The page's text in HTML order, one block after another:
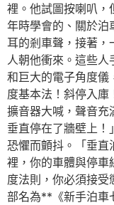
裡。他試圖按喇叭，
年時學會的、關於泊
耳的剎車聲，接著，
人朝他衝來。這些
和巨大的電子角度儀
度基本法！斜停入庫
擴音器大喊，聲音充
垂直停在了牆壁上！
恐懼而顫抖。「垂直
裡，你的車體與停
度法則，你必須接
部名為**《新手泊車